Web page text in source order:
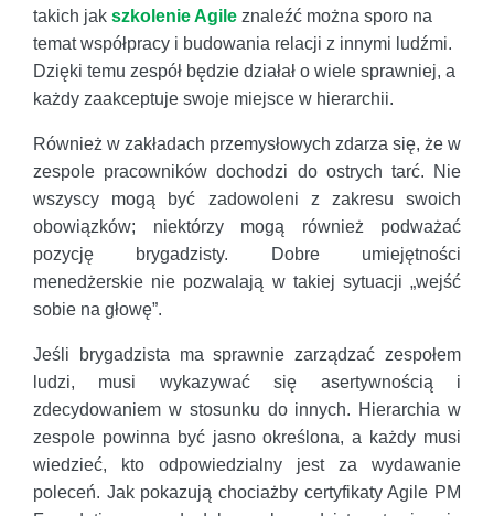
takich jak szkolenie Agile znaleźć można sporo na
temat współpracy i budowania relacji z innymi ludźmi.
Dzięki temu zespół będzie działał o wiele sprawniej, a
każdy zaakceptuje swoje miejsce w hierarchii.
Również w zakładach przemysłowych zdarza się, że w
zespole pracowników dochodzi do ostrych tarć. Nie
wszyscy mogą być zadowoleni z zakresu swoich
obowiązków; niektórzy mogą również podważać
pozycję brygadzisty. Dobre umiejętności
menedżerskie nie pozwalają w takiej sytuacji „wejść
sobie na głowę”.
Jeśli brygadzista ma sprawnie zarządzać zespołem
ludzi, musi wykazywać się asertywnością i
zdecydowaniem w stosunku do innych. Hierarchia w
zespole powinna być jasno określona, a każdy musi
wiedzieć, kto odpowiedzialny jest za wydawanie
poleceń. Jak pokazują chociażby certyfikaty Agile PM